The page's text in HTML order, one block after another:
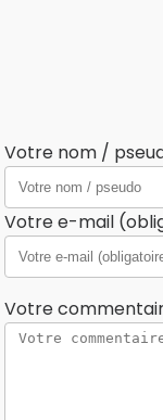
Votre nom /
Votre e-mail
Votre